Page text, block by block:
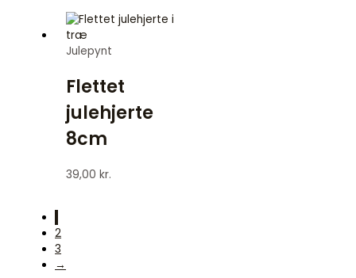
Julepynt
Flettet
julehjerte
8cm
39,00 kr.
2
3
→